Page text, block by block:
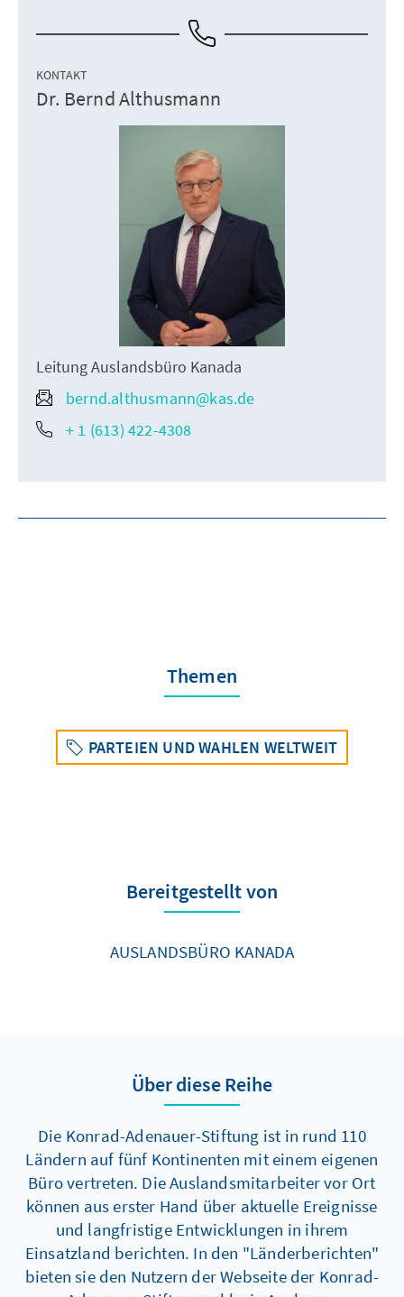
KONTAKT
Dr. Bernd Althusmann
Leitung Auslandsbüro Kanada
bernd.althusmann@kas.de
+ 1 (613) 422-4308
Themen
PARTEIEN UND WAHLEN WELTWEIT
Bereitgestellt von
AUSLANDSBÜRO KANADA
Über diese Reihe
Die Konrad-Adenauer-Stiftung ist in rund 110
Ländern auf fünf Kontinenten mit einem eigenen
Büro vertreten. Die Auslandsmitarbeiter vor Ort
können aus erster Hand über aktuelle Ereignisse
und langfristige Entwicklungen in ihrem
Einsatzland berichten. In den "Länderberichten"
bieten sie den Nutzern der Webseite der Konrad-